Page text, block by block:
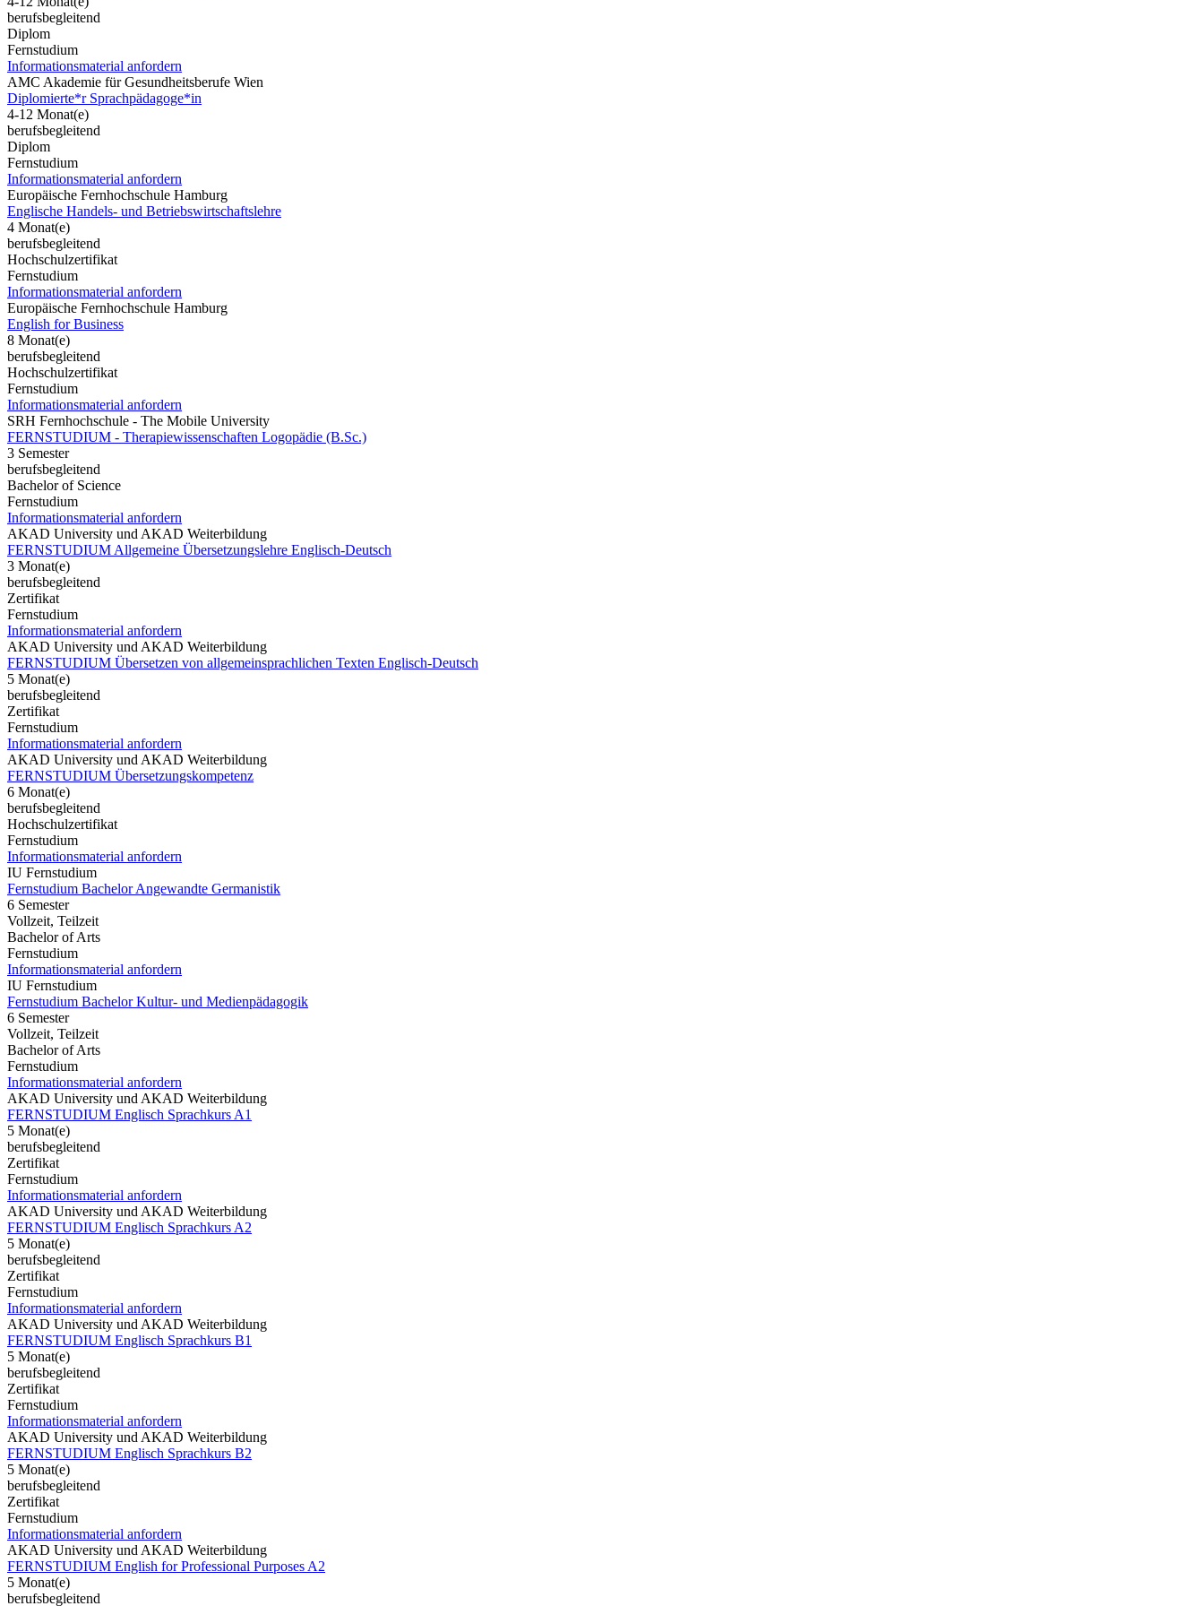
berufsbegleitend
Diplom
Fernstudium
Informationsmaterial anfordern
AMC Akademie für Gesundheitsberufe Wien
Diplomierte*r Sprachpädagoge*in
4-12 Monat(e)
berufsbegleitend
Diplom
Fernstudium
Informationsmaterial anfordern
Europäische Fernhochschule Hamburg
Englische Handels- und Betriebswirtschaftslehre
4 Monat(e)
berufsbegleitend
Hochschulzertifikat
Fernstudium
Informationsmaterial anfordern
Europäische Fernhochschule Hamburg
English for Business
8 Monat(e)
berufsbegleitend
Hochschulzertifikat
Fernstudium
Informationsmaterial anfordern
SRH Fernhochschule - The Mobile University
FERNSTUDIUM - Therapiewissenschaften Logopädie (B.Sc.)
3 Semester
berufsbegleitend
Bachelor of Science
Fernstudium
Informationsmaterial anfordern
AKAD University und AKAD Weiterbildung
FERNSTUDIUM Allgemeine Übersetzungslehre Englisch-Deutsch
3 Monat(e)
berufsbegleitend
Zertifikat
Fernstudium
Informationsmaterial anfordern
AKAD University und AKAD Weiterbildung
FERNSTUDIUM Übersetzen von allgemeinsprachlichen Texten Englisch-Deutsch
5 Monat(e)
berufsbegleitend
Zertifikat
Fernstudium
Informationsmaterial anfordern
AKAD University und AKAD Weiterbildung
FERNSTUDIUM Übersetzungskompetenz
6 Monat(e)
berufsbegleitend
Hochschulzertifikat
Fernstudium
Informationsmaterial anfordern
IU Fernstudium
Fernstudium Bachelor Angewandte Germanistik
6 Semester
Vollzeit, Teilzeit
Bachelor of Arts
Fernstudium
Informationsmaterial anfordern
IU Fernstudium
Fernstudium Bachelor Kultur- und Medienpädagogik
6 Semester
Vollzeit, Teilzeit
Bachelor of Arts
Fernstudium
Informationsmaterial anfordern
AKAD University und AKAD Weiterbildung
FERNSTUDIUM Englisch Sprachkurs A1
5 Monat(e)
berufsbegleitend
Zertifikat
Fernstudium
Informationsmaterial anfordern
AKAD University und AKAD Weiterbildung
FERNSTUDIUM Englisch Sprachkurs A2
5 Monat(e)
berufsbegleitend
Zertifikat
Fernstudium
Informationsmaterial anfordern
AKAD University und AKAD Weiterbildung
FERNSTUDIUM Englisch Sprachkurs B1
5 Monat(e)
berufsbegleitend
Zertifikat
Fernstudium
Informationsmaterial anfordern
AKAD University und AKAD Weiterbildung
FERNSTUDIUM Englisch Sprachkurs B2
5 Monat(e)
berufsbegleitend
Zertifikat
Fernstudium
Informationsmaterial anfordern
AKAD University und AKAD Weiterbildung
FERNSTUDIUM English for Professional Purposes A2
5 Monat(e)
berufsbegleitend